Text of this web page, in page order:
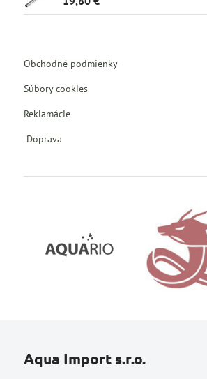
Obchodné podmienky
Súbory cookies
Reklamácie
Doprava
Aqua Import s.r.o.